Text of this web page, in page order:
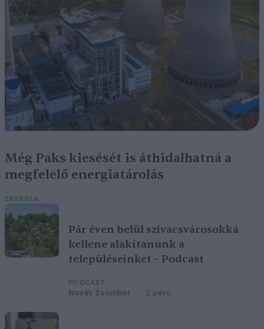
Még Paks kiesését is áthidalhatná a
megfelelő energiatárolás
ENERGIA
Pár éven belül szivacsvárosokká
kellene alakítanunk a
településeinket – Podcast
PODCAST
Novák Zsombor 2 perc